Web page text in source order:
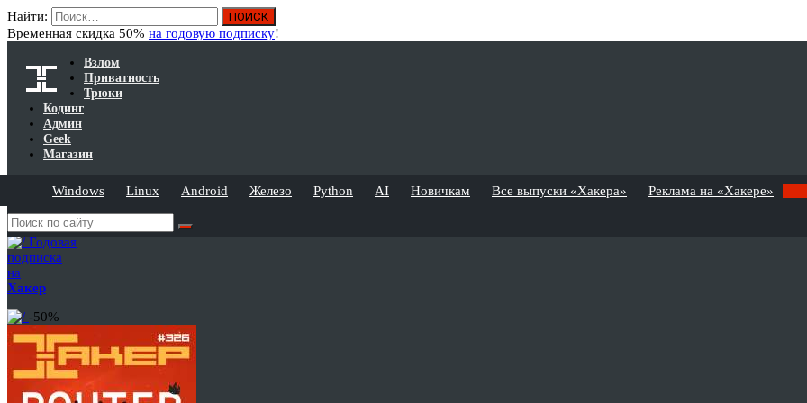
Найти:
Временная скидка 50% на годовую подписку!
Взлом
Приватность
Трюки
Кодинг
Админ
Geek
Магазин
Windows Linux Android Железо Python AI Новичкам Все выпуски «Хакера» Реклама на «Хакере»
Годовая
подписка
на
Хакер
-50%